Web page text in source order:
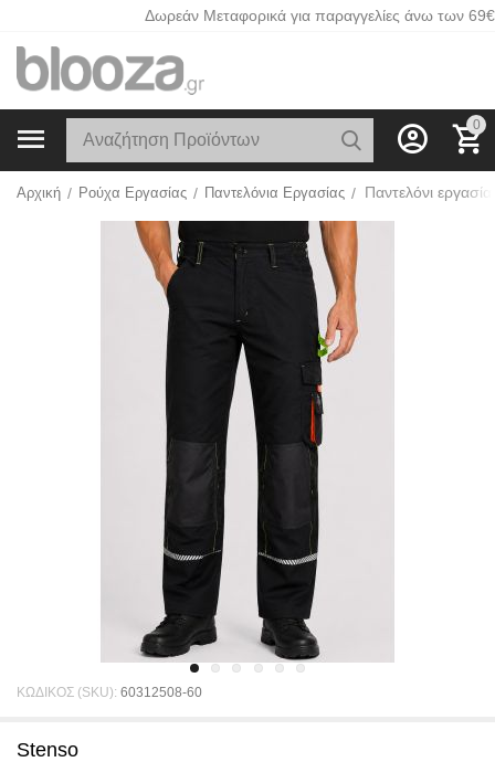
Δωρεάν Μεταφορικά για παραγγελίες άνω των 69€
0
Αρχική / Ρούχα Εργασίας / Παντελόνια Εργασίας / Παντελόνι
ΚΩΔΙΚΟΣ (SKU): 60312508-60
Stenso